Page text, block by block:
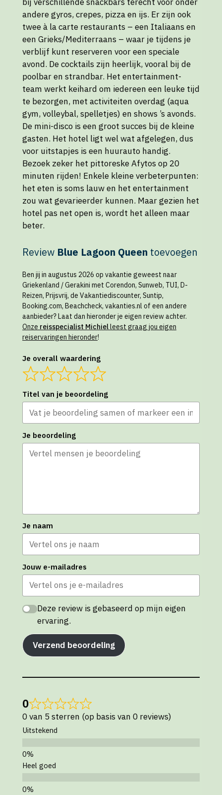
bij verschillende snackbars terecht voor onder
andere gyros, crepes, pizza en ijs. Er zijn ook
twee à la carte restaurants – een Italiaans en
een Grieks/Mediterraans – waar je tijdens je
verblijf kunt reserveren voor een speciale
avond. De cocktails zijn heerlijk, vooral bij de
poolbar en strandbar. Het entertainment-
team werkt keihard om iedereen een leuke tijd
te bezorgen, met activiteiten overdag (aqua
gym, volleybal, spelletjes) en shows ’s avonds.
De mini-disco is een groot succes bij de kleine
gasten. Het hotel ligt wel wat afgelegen, dus
voor uitstapjes is een huurauto handig.
Bezoek zeker het pittoreske Afytos op 20
minuten rijden! Enkele kleine verbeterpunten:
het eten is soms lauw en het entertainment
zou wat gevarieerder kunnen. Maar gezien het
hotel pas net open is, wordt het alleen maar
beter.
Review Blue Lagoon Queen toevoegen
Ben jij in augustus 2026 op vakantie geweest naar
Griekenland / Gerakini met Corendon, Sunweb, TUI, D-
Reizen, Prijsvrij, de Vakantiediscounter, Suntip,
Booking.com, Beachcheck, vakanties.nl of een andere
aanbieder? Laat dan hieronder je eigen review achter.
Onze reisspecialist Michielleest graag jou eigen
reiservaringen hieronder!
Je overall waardering
Titel van je beoordeling
Je beoordeling
Je naam
Jouw e-mailadres
Deze review is gebaseerd op mijn eigen
ervaring.
Verzend beoordeling
0
0 van 5 sterren (op basis van 0 reviews)
Uitstekend
Heel goed